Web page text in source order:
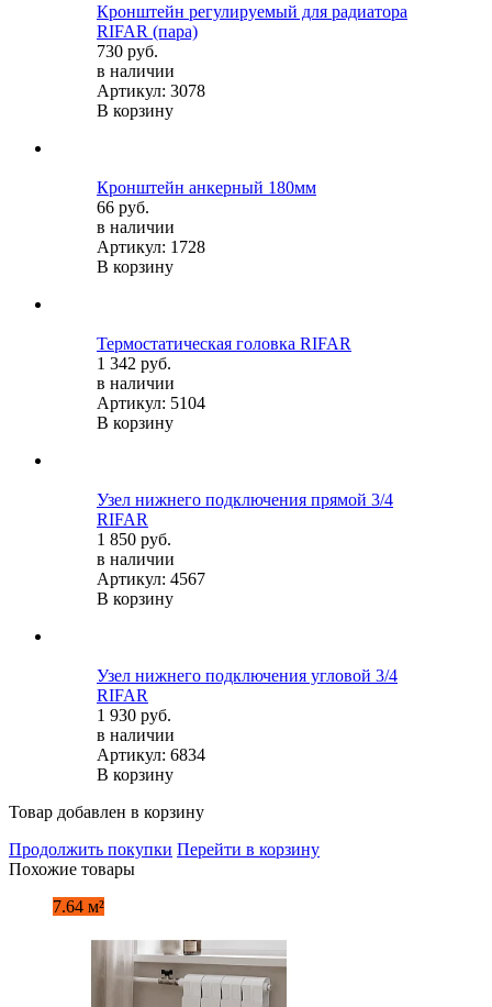
Кронштейн регулируемый для радиатора
RIFAR (пара)
730 руб.
в наличии
Артикул: 3078
В корзину
Кронштейн анкерный 180мм
66 руб.
в наличии
Артикул: 1728
В корзину
Термостатическая головка RIFAR
1 342 руб.
в наличии
Артикул: 5104
В корзину
Узел нижнего подключения прямой 3/4
RIFAR
1 850 руб.
в наличии
Артикул: 4567
В корзину
Узел нижнего подключения угловой 3/4
RIFAR
1 930 руб.
в наличии
Артикул: 6834
В корзину
Товар добавлен в корзину
Продолжить покупки Перейти в корзину
Похожие товары
7.64 м²